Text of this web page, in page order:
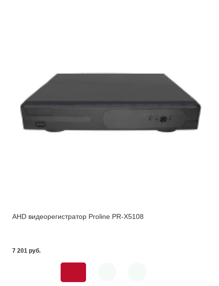
AHD видеорегистратор Proline PR-X5108
7 201 pуб.